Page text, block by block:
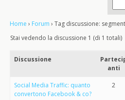
Home › Forum › Tag discussione:
Stai vedendo la discussione 1 (di 1 totali)
Discussione
anti
Social Media Traffic: quanto
convertono Facebook & co?
2